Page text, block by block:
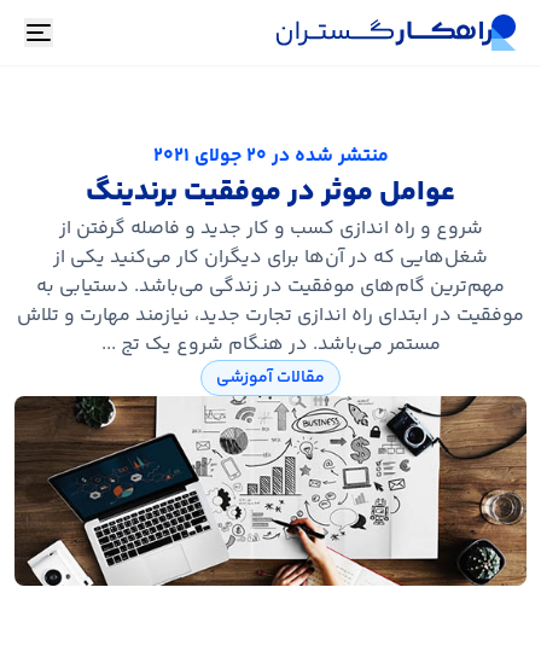
منتشر شده در20 جولای 2021
عوامل موثر در موفقیت برندینگ
شروع و راه اندازی کسب و کار جدید و فاصله گرفتن از
شغل‌هایی که در آن‌ها برای دیگران کار می‌کنید یکی از
مهم‌ترین گام‌های موفقیت در زندگی می‌باشد. دستیابی به
موفقیت در ابتدای راه اندازی تجارت جدید، نیازمند مهارت و تلاش
مستمر می‌باشد. در هنگام شروع یک تج ...
مقالات آموزشی